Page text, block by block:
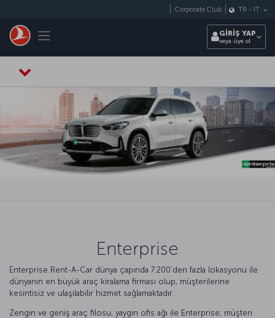
Toggle navigation
Corporate Club TR - IT
GİRİŞ YAP
veya üye ol
Enterprise
Enterprise Rent-A-Car dünya çapında 7.200’den fazla lokasyonu ile
dünyanın en büyük araç kiralama firması olup, müşterilerine
kesintisiz ve ulaşılabilir hizmet sağlamaktadır.
Zengin ve geniş araç filosu, yaygın ofis ağı ile Enterprise; müşteri